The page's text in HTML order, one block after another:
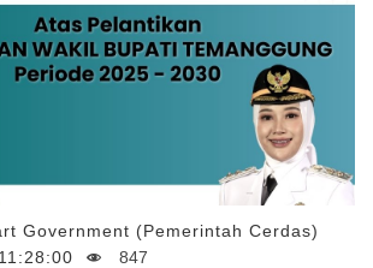
Government (Pemerintah Cerdas)
847